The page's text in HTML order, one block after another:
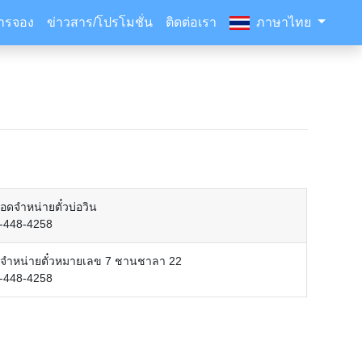
รจอง ข่าวสาร/โปรโมชั่น ติดต่อเรา ภาษาไทย
ดจำหน่ายตั๋วบ่อวิน
448-4258
ำหน่ายตั๋วหมายเลข 7 ชานชาลา 22
448-4258